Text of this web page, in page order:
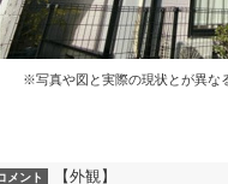
※写真や図と実際の現状とが異な
メント 【外観】